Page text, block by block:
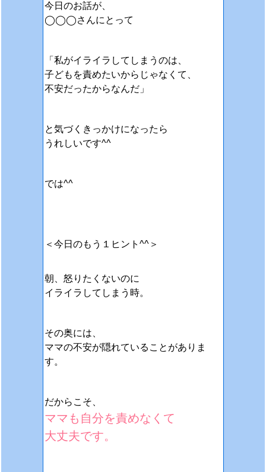
今日のお話が、
◯◯◯さんにとって
「私がイライラしてしまうのは、
子どもを責めたいからじゃなくて、
不安だったからなんだ」
と気づくきっかけになったら
うれしいです^^
では^^
＜今日のもう１ヒント^^＞
朝、怒りたくないのに
イライラしてしまう時。
その奥には、
ママの不安が隠れていることがありま
す。
だからこそ、
ママも自分を責めなくて
大丈夫です。